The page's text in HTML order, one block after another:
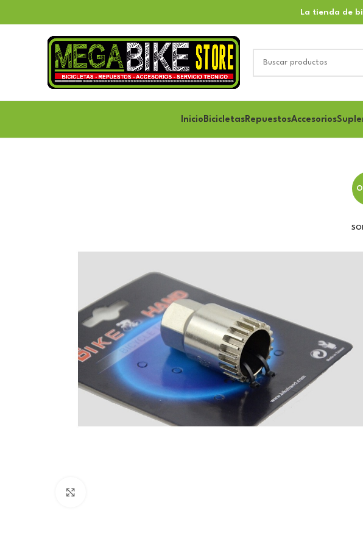
La tienda de
Inicio BicicletasRepuestosAccesorios